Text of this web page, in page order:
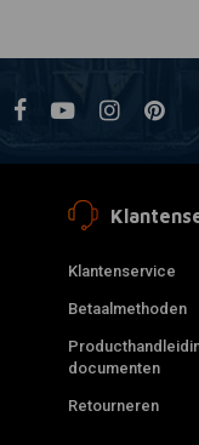
Klantenservice
Betaalmethoden
documenten
Retourneren